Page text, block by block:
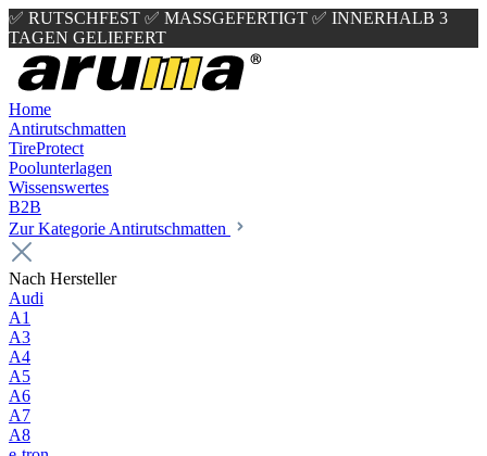
✅ RUTSCHFEST ✅ MASSGEFERTIGT ✅ INNERHALB 3
TAGEN GELIEFERT
Home
Antirutschmatten
TireProtect
Poolunterlagen
Wissenswertes
B2B
Zur Kategorie Antirutschmatten
Nach Hersteller
Audi
A1
A3
A4
A5
A6
A7
A8